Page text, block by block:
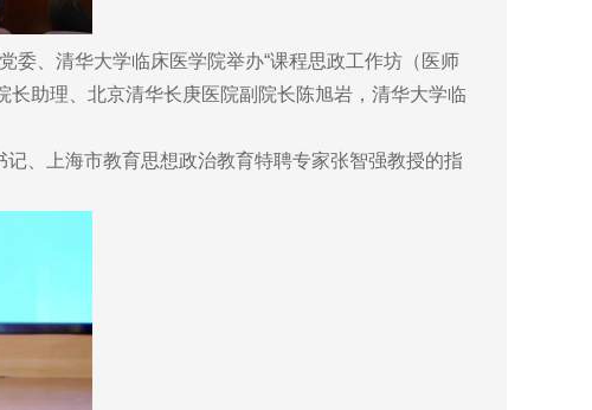
委、清华大学临床医学院举办“课程思政工作坊（医师
助理、北京清华长庚医院副院长陈旭岩，清华大学临
、上海市教育思想政治教育特聘专家张智强教授的指